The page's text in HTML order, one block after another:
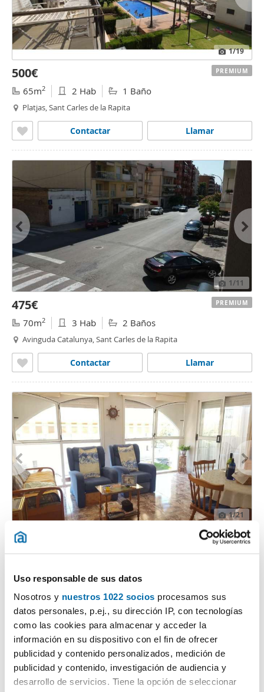
Uso responsable de sus datos
Nosotros y nuestros 1022 socios procesamos sus
datos personales, p.ej., su dirección IP, con tecnologías
como las cookies para almacenar y acceder la
información en su dispositivo con el fin de ofrecer
publicidad y contenido personalizados, medición de
publicidad y contenido, investigación de audiencia y
desarrollo de servicios. Tiene la opción de seleccionar
1/19
500€
65m2 2 Hab 1 Baño
Platjas, Sant Carles de la Rapita
Llamar
Contactar
PREMIUM
1/11
475€
70m2 3 Hab 2 Baños
Avinguda Catalunya, Sant Carles de la Rapita
Llamar
Contactar
PREMIUM
1/21
475€
77m2 2 Hab 1 Baño
Llamar
Contactar
PREMIUM